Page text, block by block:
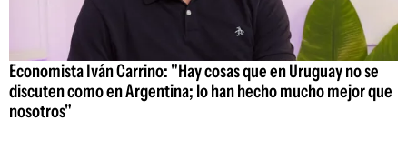
Economista Iván Carrino: "Hay cosas que en Uruguay no se
discuten como en Argentina; lo han hecho mucho mejor que
nosotros"